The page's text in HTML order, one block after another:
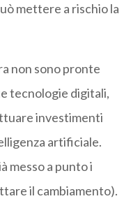
mettere a rischio la
non sono pronte
tecnologie digitali,
investimenti
artificiale.
messo a punto i
il cambiamento).